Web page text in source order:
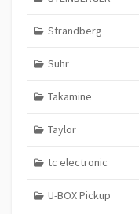
Strandberg
Suhr
Takamine
Taylor
tc electronic
U-BOX Pickup